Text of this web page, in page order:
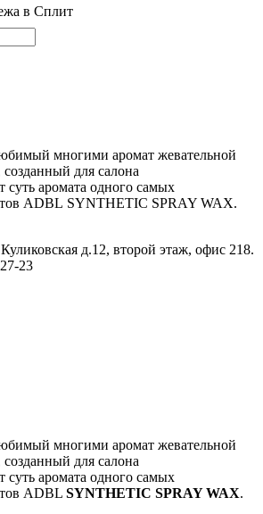
в Сплит
многими аромат жевательной
для салона
суть аромата одного самых
ADBL SYNTHETIC SPRAY WAX.
д.12, второй этаж, офис 218.
23
многими аромат жевательной
для салона
суть аромата одного самых
ADBL SYNTHETIC SPRAY WAX.